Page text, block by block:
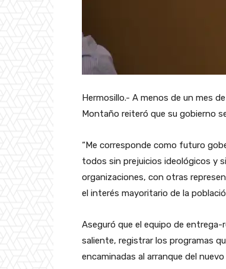
Hermosillo.- A menos de un mes
Montaño reiteró que su gobierno
“Me corresponde como futuro
todos sin prejuicios ideológicos y
organizaciones, con otras
el interés mayoritario de la
Aseguró que el equipo de
saliente, registrar los programas
encaminadas al arranque del